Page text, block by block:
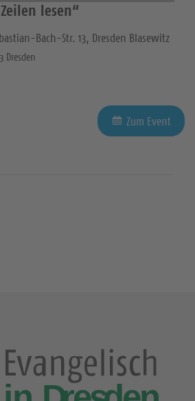
lesen“
Bach-Str. 13, Dresden Blasewitz
Dresden
Zum Event